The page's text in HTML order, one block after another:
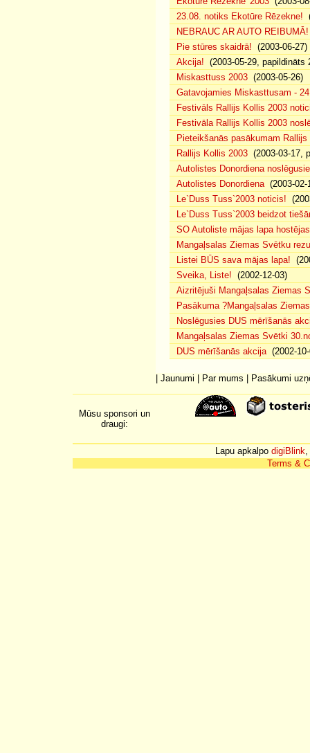
23.08. notiks Ekotūre Rēzekne!
NEBRAUC AR AUTO REIBUMĀ!
Pie stūres skaidrā! (2003-06-27)
Akcija! (2003-05-29, papildināts
Miskasttuss 2003 (2003-05-26)
Gatavojamies Miskasttusam -
Festivāls Rallijs Kollis 2003
Festivāla Rallijs Kollis 2003
Pieteikšanās pasākumam
Rallijs Kollis 2003 (2003-03-17,
Autolistes Donordiena
Autolistes Donordiena(2003-02-
Le`Duss Tuss`2003 noticis!
Le`Duss Tuss`2003 beidzot
SO Autoliste mājas lapa
Mangaļsalas Ziemas Svētku
Listei BŪS sava mājas lapa!
Sveika, Liste! (2002-12-03)
Aizritējuši Mangaļsalas Ziemas
Pasākuma ?Mangaļsalas
Noslēgusies DUS mērīšanās
Mangaļsalas Ziemas Svētki
DUS mērīšanās akcija(2002-10-
Jaunumi Par mums Pasākumi
Mūsu sponsori un
draugi:
Lapu apkalpo digiBlink,
Terms &